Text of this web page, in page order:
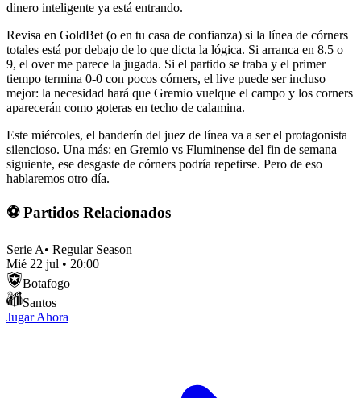
dinero inteligente ya está entrando.
Revisa en GoldBet (o en tu casa de confianza) si la línea de córners
totales está por debajo de lo que dicta la lógica. Si arranca en 8.5 o
9, el over me parece la jugada. Si el partido se traba y el primer
tiempo termina 0-0 con pocos córners, el live puede ser incluso
mejor: la necesidad hará que Gremio vuelque el campo y los corners
aparecerán como goteras en techo de calamina.
Este miércoles, el banderín del juez de línea va a ser el protagonista
silencioso. Una más: en Gremio vs Fluminense del fin de semana
siguiente, ese desgaste de córners podría repetirse. Pero de eso
hablaremos otro día.
⚽ Partidos Relacionados
Serie A• Regular Season
Mié 22 jul • 20:00
Botafogo
Santos
Jugar Ahora